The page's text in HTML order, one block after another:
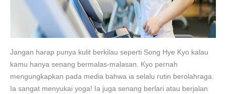
Jangan harap punya kulit berkilau seperti Song Hye Kyo kalau
kamu hanya senang bermalas-malasan. Kyo pernah
mengungkapkan pada media bahwa ia selalu rutin berolahraga.
Ia sangat menyukai yoga! Ia juga senang berlari atau berjalan